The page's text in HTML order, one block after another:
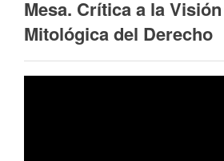
Mesa. Crítica a la
Mitológica del Derecho